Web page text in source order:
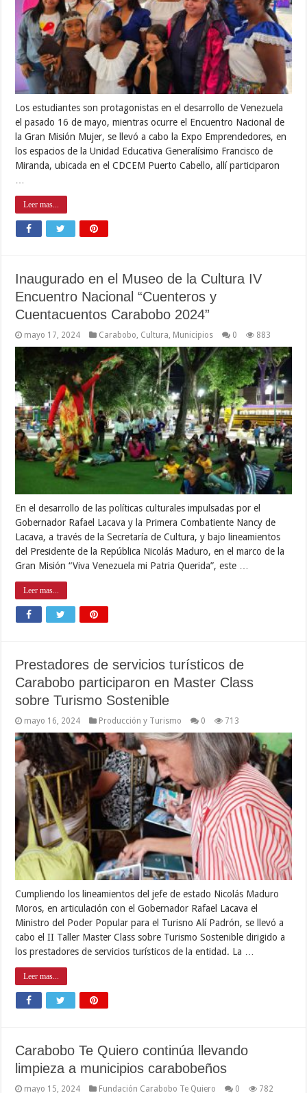
Los estudiantes son protagonistas en el desarrollo de Venezuela
el pasado 16 de mayo, mientras ocurre el Encuentro Nacional de
la Gran Misión Mujer, se llevó a cabo la Expo Emprendedores, en
los espacios de la Unidad Educativa Generalísimo Francisco de
Miranda, ubicada en el CDCEM Puerto Cabello, allí participaron
Leer mas...
Inaugurado en el Museo de la Cultura IV
Encuentro Nacional “Cuenteros y
Cuentacuentos Carabobo 2024”
mayo 17, 2024 Carabobo, Cultura, Municipios 0 883
En el desarrollo de las políticas culturales impulsadas por el
Gobernador Rafael Lacava y la Primera Combatiente Nancy de
Lacava, a través de la Secretaría de Cultura, y bajo lineamientos
del Presidente de la República Nicolás Maduro, en el marco de la
Gran Misión “Viva Venezuela mi Patria Querida”, este …
Leer mas...
Prestadores de servicios turísticos de
Carabobo participaron en Master Class
sobre Turismo Sostenible
mayo 16, 2024 Producción y Turismo 0 713
Cumpliendo los lineamientos del jefe de estado Nicolás Maduro
Moros, en articulación con el Gobernador Rafael Lacava el
Ministro del Poder Popular para el Turisno Alí Padrón, se llevó a
cabo el II Taller Master Class sobre Turismo Sostenible dirigido a
los prestadores de servicios turísticos de la entidad. La …
Leer mas...
Carabobo Te Quiero continúa llevando
limpieza a municipios carabobeños
mayo 15, 2024 Fundación Carabobo Te Quiero 0 782